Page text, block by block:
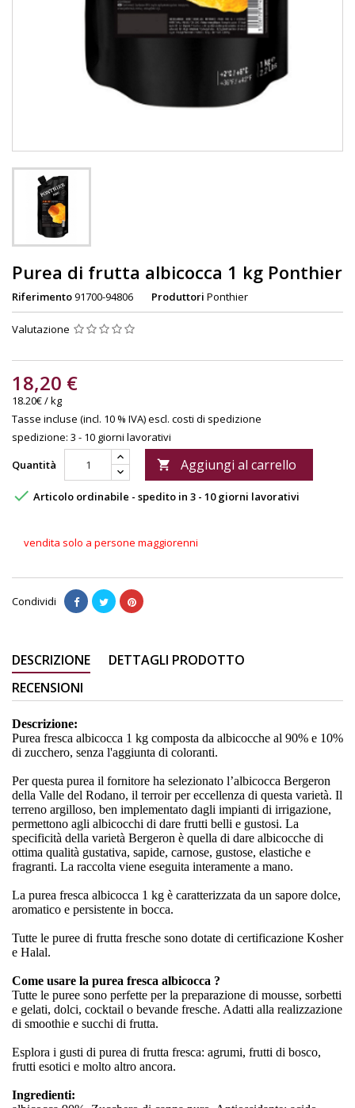
Purea di frutta albicocca 1 kg Ponthier
Riferimento91700-94806 Produttori Ponthier
Valutazione
18,20 €
18.20€ / kg
Tasse incluse (incl. 10 % IVA)escl. costi di spedizione
spedizione: 3 - 10 giorni lavorativi
Quantità
 Aggiungi al carrello
 Articolo ordinabile - spedito in 3 - 10 giorni lavorativi
vendita solo a persone maggiorenni
Condividi
DESCRIZIONE
DETTAGLI PRODOTTO
RECENSIONI
Descrizione:
Purea fresca albicocca 1 kg composta da albicocche al 90% e 10%
di zucchero, senza l'aggiunta di coloranti.
Per questa purea il fornitore ha selezionato l’albicocca Bergeron
della Valle del Rodano, il terroir per eccellenza di questa varietà. Il
terreno argilloso, ben implementato dagli impianti di irrigazione,
permettono agli albicocchi di dare frutti belli e gustosi. La
specificità della varietà Bergeron è quella di dare albicocche di
ottima qualità gustativa, sapide, carnose, gustose, elastiche e
fragranti. La raccolta viene eseguita interamente a mano.
La purea fresca albicocca 1 kg è caratterizzata da un sapore dolce,
aromatico e persistente in bocca.
Tutte le puree di frutta fresche sono dotate di certificazione Kosher
e Halal.
Come usare la purea fresca albicocca ?
Tutte le puree sono perfette per la preparazione di mousse, sorbetti
e gelati, dolci, cocktail o bevande fresche. Adatti alla realizzazione
di smoothie e succhi di frutta.
Esplora i gusti di purea di frutta fresca: agrumi, frutti di bosco,
frutti esotici e molto altro ancora.
Ingredienti: